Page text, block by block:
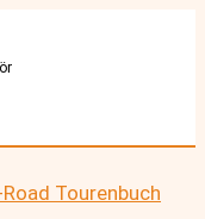
Tourenbuch